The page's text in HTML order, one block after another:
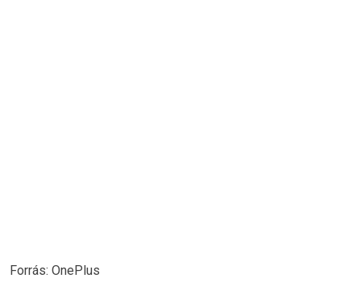
Forrás: OnePlus